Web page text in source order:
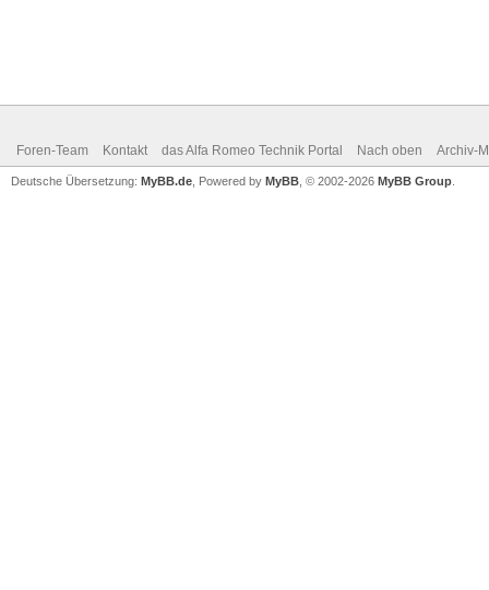
Foren-Team Kontakt das Alfa Romeo Technik Portal Nach oben Archiv-
Deutsche Übersetzung: MyBB.de , Powered by MyBB , © 2002-2026 MyBB Group